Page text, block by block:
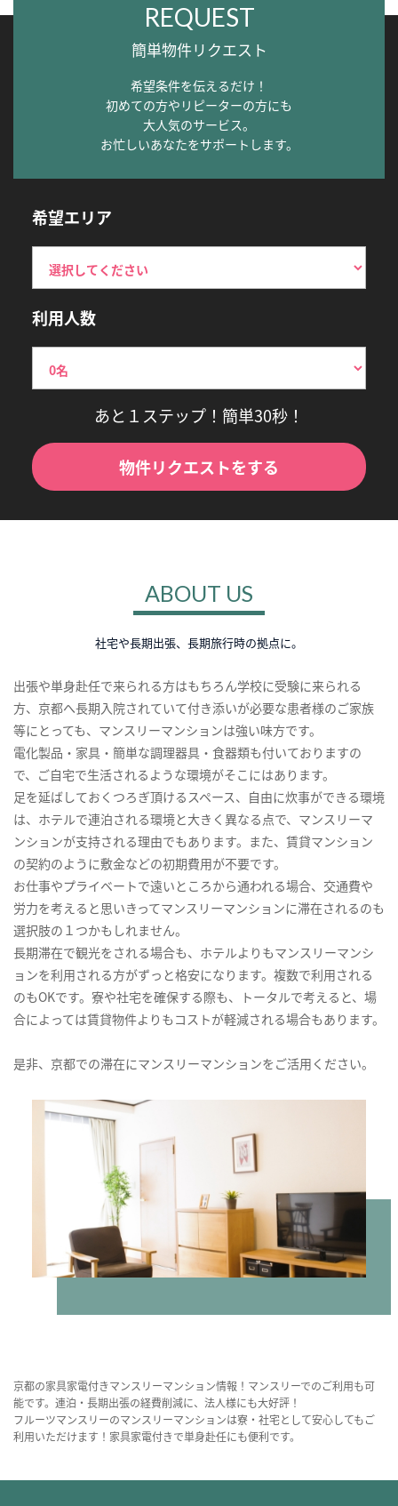
REQUEST
簡単物件リクエスト
希望条件を伝えるだけ！
初めての方やリピーターの方にも
大人気のサービス。
お忙しいあなたをサポートします。
希望エリア
利用人数
あと１ステップ！簡単30秒！
物件リクエストをする
ABOUT US
社宅や長期出張、長期旅行時の拠点に。
出張や単身赴任で来られる方はもちろん学校に受験に来られる
方、京都へ長期入院されていて付き添いが必要な患者様のご家族
等にとっても、マンスリーマンションは強い味方です。
電化製品・家具・簡単な調理器具・食器類も付いておりますの
で、ご自宅で生活されるような環境がそこにはあります。
足を延ばしておくつろぎ頂けるスペース、自由に炊事ができる環境
は、ホテルで連泊される環境と大きく異なる点で、マンスリーマ
ンションが支持される理由でもあります。また、賃貸マンション
の契約のように敷金などの初期費用が不要です。
お仕事やプライベートで遠いところから通われる場合、交通費や
労力を考えると思いきってマンスリーマンションに滞在されるのも
選択肢の１つかもしれません。
長期滞在で観光をされる場合も、ホテルよりもマンスリーマンシ
ョンを利用される方がずっと格安になります。複数で利用される
のもOKです。寮や社宅を確保する際も、トータルで考えると、場
合によっては賃貸物件よりもコストが軽減される場合もあります。
是非、京都での滞在にマンスリーマンションをご活用ください。
京都の家具家電付きマンスリーマンション情報！マンスリーでのご利用も可
能です。連泊・長期出張の経費削減に、法人様にも大好評！
フルーツマンスリーのマンスリーマンションは寮・社宅として安心してもご
利用いただけます！家具家電付きで単身赴任にも便利です。